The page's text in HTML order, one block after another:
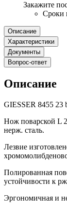
Закажите
Сроки
Описание
Характеристики
Документы
Вопрос-ответ
Описание
GIESSER 8455 23
Нож поварской L
нерж. сталь.
Лезвие
Полированная
устойчивости к
Эргономичная и